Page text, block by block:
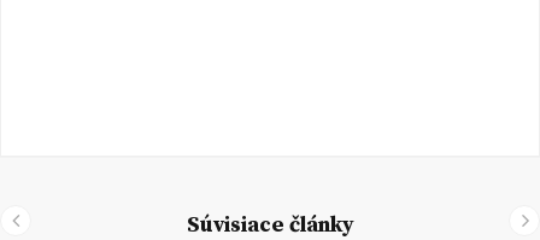
Súvisiace články